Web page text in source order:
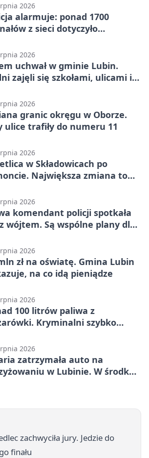
2026
alarmuje: ponad 1700
z sieci dotyczyło
2026
uchwał w gminie Lubin.
zajęli się szkołami, ulicami i
2026
granic okręgu w Oborze.
ulice trafiły do numeru 11
2026
w Składowicach po
Największa zmiana to
2026
komendant policji spotkała
wójtem. Są wspólne plany dla
2026
zł na oświatę. Gmina Lubin
na co idą pieniądze
2026
100 litrów paliwa z
Kryminalni szybko
2026
zatrzymała auto na
w Lubinie. W środku
zachwyciła jury. Jedzie do
finału